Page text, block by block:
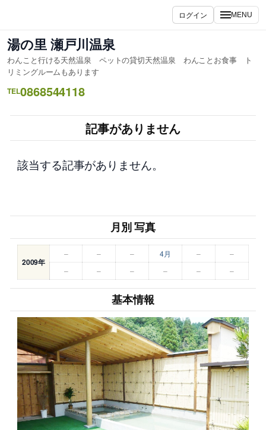
を
ス
キ
ッ
プ
ログイン MENU
湯の里 瀬戸川温泉
わんこと行ける天然温泉 ペットの貸切天然温泉 わんことお食事 ト
リミングルームもあります
TEL0868544118
記事がありません
該当する記事がありません。
月別 写真
2009年
– – – 4月 –
–
–
– – – – –
基本情報